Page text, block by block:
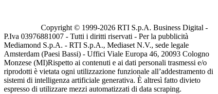
Copyright © 1999-2026 RTI S.p.A. Business Digital -
P.Iva 03976881007 - Tutti i diritti riservati - Per la pubblicità
Mediamond S.p.A. - RTI S.p.A., Mediaset N.V., sede legale
Amsterdam (Paesi Bassi) - Uffici Viale Europa 46, 20093 Cologno
Monzese (MI)Rispetto ai contenuti e ai dati personali trasmessi e/o
riprodotti è vietata ogni utilizzazione funzionale all’addestramento di
sistemi di intelligenza artificiale generativa. È altresì fatto divieto
espresso di utilizzare mezzi automatizzati di data scraping.